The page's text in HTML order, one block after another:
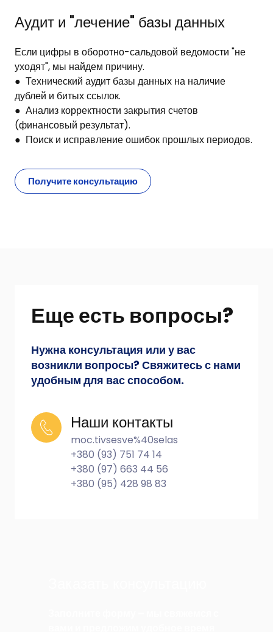
Аудит и "лечение" базы данных
Если цифры в оборотно-сальдовой ведомости "не
уходят", мы найдем причину.
● Технический аудит базы данных на наличие
дублей и битых ссылок.
● Анализ корректности закрытия счетов
(финансовый результат).
● Поиск и исправление ошибок прошлых периодов.
Получите консультацию
Еще есть вопросы?
Нужна консультация или у вас
возникли вопросы? Свяжитесь с нами
удобным для вас способом.
Наши контакты
moc.tivsesve%40selas
+380 (93) 751 74 14
+380 (97) 663 44 56
+380 (95) 428 98 83